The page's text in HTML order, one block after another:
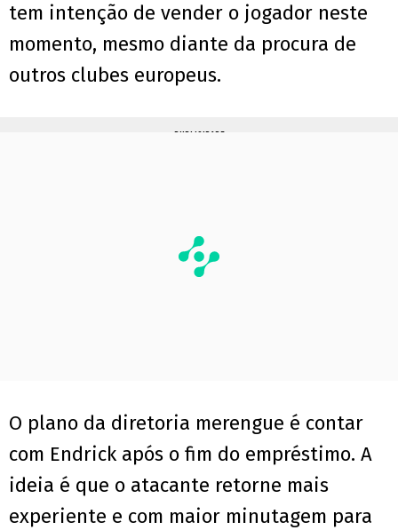
tem intenção de vender o jogador neste
momento, mesmo diante da procura de
outros clubes europeus.
PUBLICIDADE
O plano da diretoria merengue é contar
com Endrick após o fim do empréstimo. A
ideia é que o atacante retorne mais
experiente e com maior minutagem para